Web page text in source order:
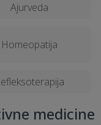
Ajurveda
Homeopatija
medicine